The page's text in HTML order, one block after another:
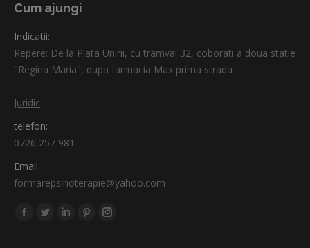
Cum ajungi
Indicatii:
Repere: De la Piata Unirii, cu tramvai 32, coborati a doua statie
"Regina Maria", dupa farmacia Max prima strada
Juridic
telefon:
0726 257 981
Email:
formarepsihoterapie@yahoo.com
Find us on:
Facebook
TwitterLinkedinPinterestInstagram